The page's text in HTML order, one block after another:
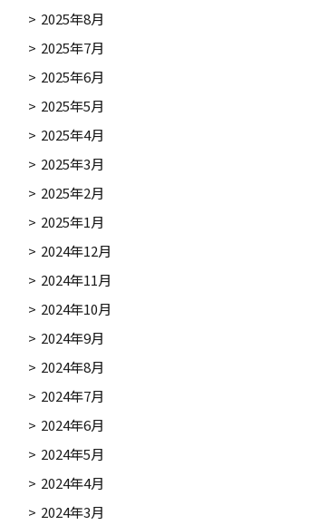
2025年8月
2025年7月
2025年6月
2025年5月
2025年4月
2025年3月
2025年2月
2025年1月
2024年12月
2024年11月
2024年10月
2024年9月
2024年8月
2024年7月
2024年6月
2024年5月
2024年4月
2024年3月